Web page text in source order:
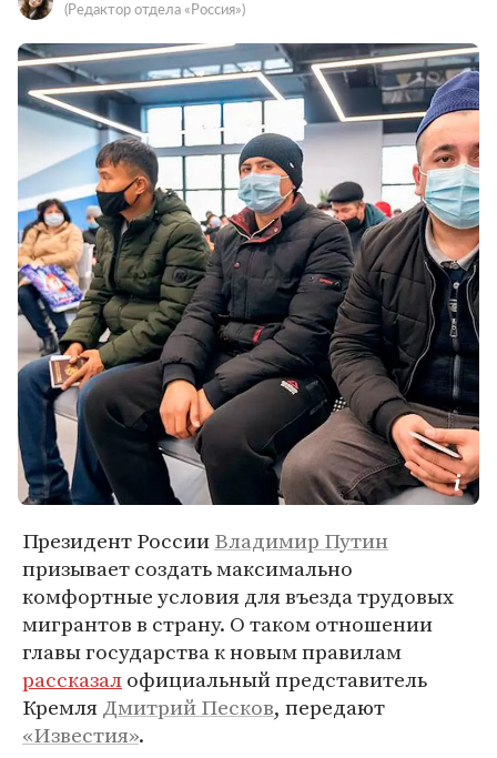
(Редактор отдела «Россия»)
Президент РоссииВладимир Путин
призывает создать максимально
комфортные условия для въезда трудовых
мигрантов в страну. О таком отношении
главы государства к новым правилам
рассказалофициальный представитель
КремляДмитрий Песков, передают
«Известия».